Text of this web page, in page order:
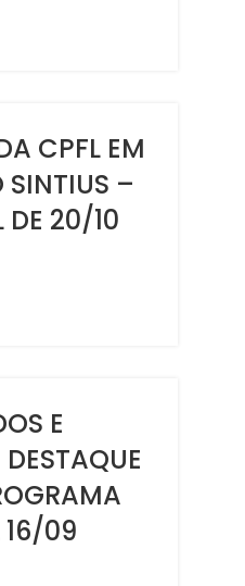
CPFL EM
SINTIUS –
DE 20/10
E
16/09